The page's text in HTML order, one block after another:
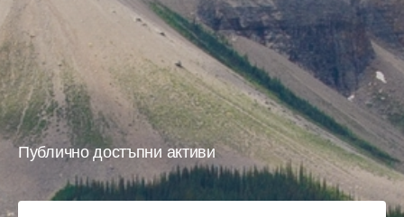
Публично достъпни активи